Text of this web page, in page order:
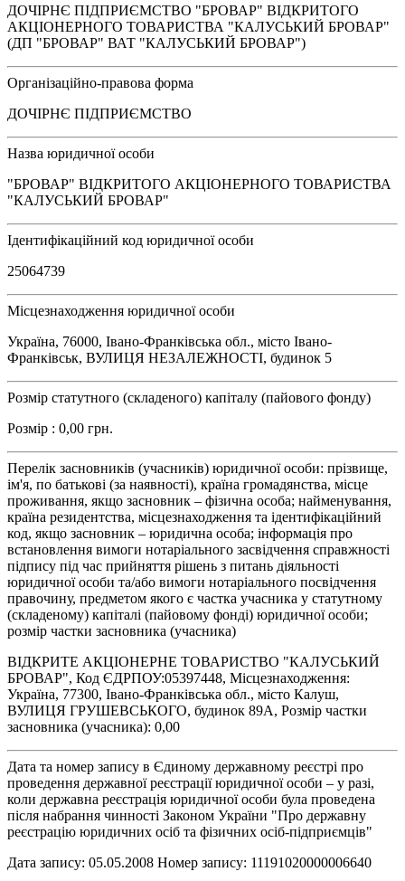
ДОЧІРНЄ ПІДПРИЄМСТВО "БРОВАР" ВІДКРИТОГО
АКЦІОНЕРНОГО ТОВАРИСТВА "КАЛУСЬКИЙ БРОВАР"
(ДП "БРОВАР" ВАТ "КАЛУСЬКИЙ БРОВАР")
Організаційно-правова форма
ДОЧІРНЄ ПІДПРИЄМСТВО
Назва юридичної особи
"БРОВАР" ВІДКРИТОГО АКЦІОНЕРНОГО ТОВАРИСТВА
"КАЛУСЬКИЙ БРОВАР"
Ідентифікаційний код юридичної особи
25064739
Місцезнаходження юридичної особи
Україна, 76000, Івано-Франківська обл., місто Івано-
Франківськ, ВУЛИЦЯ НЕЗАЛЕЖНОСТІ, будинок 5
Розмір статутного (складеного) капіталу (пайового фонду)
Розмір : 0,00 грн.
Перелік засновників (учасників) юридичної особи: прізвище,
ім'я, по батькові (за наявності), країна громадянства, місце
проживання, якщо засновник – фізична особа; найменування,
країна резидентства, місцезнаходження та ідентифікаційний
код, якщо засновник – юридична особа; інформація про
встановлення вимоги нотаріального засвідчення справжності
підпису під час прийняття рішень з питань діяльності
юридичної особи та/або вимоги нотаріального посвідчення
правочину, предметом якого є частка учасника у статутному
(складеному) капіталі (пайовому фонді) юридичної особи;
розмір частки засновника (учасника)
ВІДКРИТЕ АКЦІОНЕРНЕ ТОВАРИСТВО "КАЛУСЬКИЙ
БРОВАР", Код ЄДРПОУ:05397448, Місцезнаходження:
Україна, 77300, Івано-Франківська обл., місто Калуш,
ВУЛИЦЯ ГРУШЕВСЬКОГО, будинок 89А, Розмір частки
засновника (учасника): 0,00
Дата та номер запису в Єдиному державному реєстрі про
проведення державної реєстрації юридичної особи – у разі,
коли державна реєстрація юридичної особи була проведена
після набрання чинності Законом України "Про державну
реєстрацію юридичних осіб та фізичних осіб-підприємців"
Дата запису: 05.05.2008 Номер запису: 11191020000006640